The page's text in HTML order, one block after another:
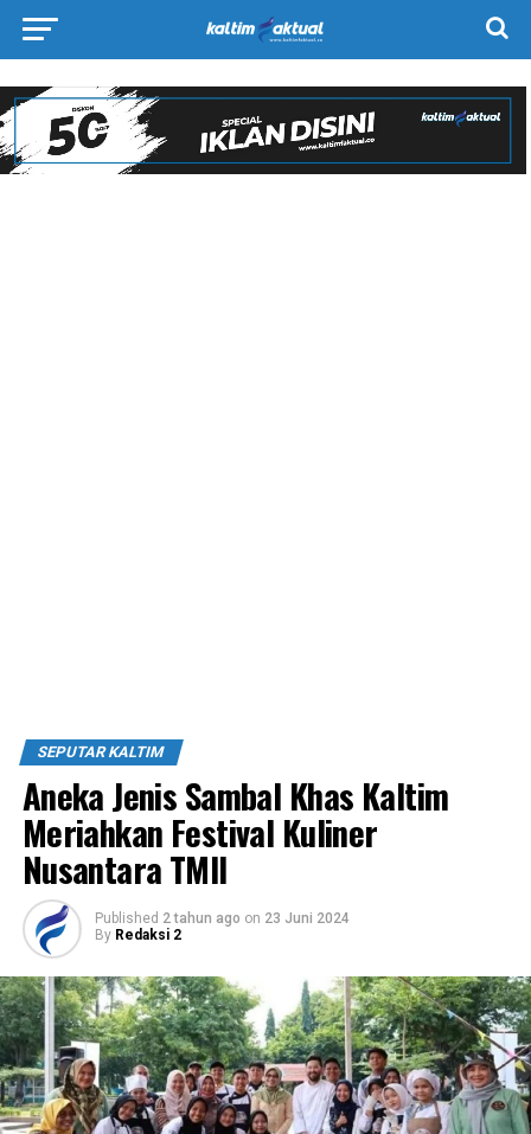
SEPUTAR KALTIM
Aneka Jenis Sambal Khas Kaltim
Meriahkan Festival Kuliner
Nusantara TMII
Published 2 tahun ago on 23 Juni 2024
By Redaksi 2